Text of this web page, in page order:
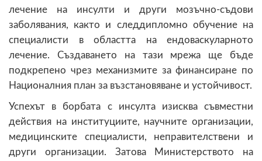
лечение на инсулти и други мозъчно-съдови
заболявания, както и следдипломно обучение на
специалисти в областта на ендоваскуларното
лечение. Създаването на тази мрежа ще бъде
подкрепено чрез механизмите за финансиране по
Националния план за възстановяване и устойчивост.
Успехът в борбата с инсулта изисква съвместни
действия на институциите, научните организации,
медицинските специалисти, неправителствени и
други организации. Затова Министерството на